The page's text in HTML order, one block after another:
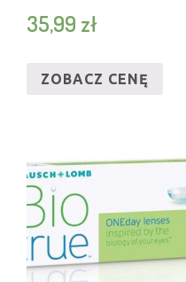
35,99 zł
ZOBACZ CENĘ